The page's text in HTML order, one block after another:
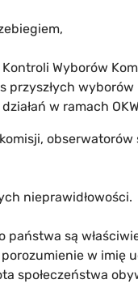
Wyborów
przyszłych wyborów
w ramach
obserwatorów
nieprawidłowości.
państwa są
w imię
społeczeństwa